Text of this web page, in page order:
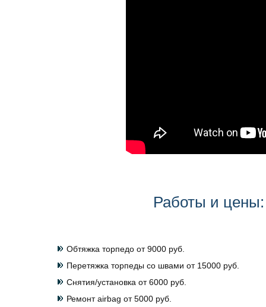
Работы и цены:
Обтяжка торпедо от 9000 руб.
Перетяжка торпеды со швами от 15000 руб.
Снятия/установка от 6000 руб.
Ремонт airbag от 5000 руб.